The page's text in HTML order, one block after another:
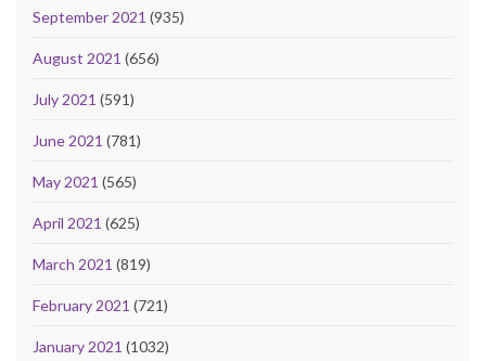
September 2021 (935)
August 2021 (656)
July 2021 (591)
June 2021 (781)
May 2021 (565)
April 2021 (625)
March 2021 (819)
February 2021 (721)
January 2021 (1032)